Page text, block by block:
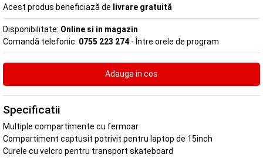
Acest produs beneficiază de livrare gratuită
Disponibilitate: Online si in magazin
Comandă telefonic: 0755 223 274 - Între orele de program
Specificatii
Multiple compartimente cu fermoar
Compartiment captusit potrivit pentru laptop de 15inch
Curele cu velcro pentru transport skateboard